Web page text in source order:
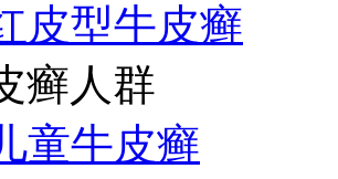
皮型牛皮癣
癣人群
童牛皮癣